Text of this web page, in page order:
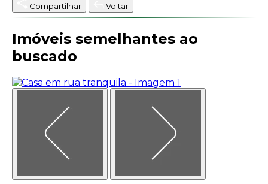
Compartilhar
Voltar
Imóveis semelhantes ao
buscado